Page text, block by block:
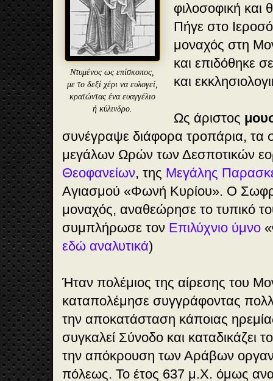
Ντυμένος ως επίσκοπος,
με το δεξί χέρι να ευλογεί,
κρατώντας ένα ευαγγέλιο
ή κύλινδρο.
φιλοσοφική και
Πήγε στο
μοναχός στη
και επιδόθηκε
και
Ως άριστος
συνέγραψε διάφορα τροπάρια, τα
μεγάλων Ωρών των Δεσποτικών
Θεοφανείων, της Μεγάλης
Αγιασμού «Φωνή Κυρίου». Ο
μοναχός, αναθεώρησε το τυπικό
συμπλήρωσε τον Επιλύχνιο ύμνο «
εδώ αναλυτικά)
Ήταν πολέμιος της αίρεσης του
καταπολέμησε συγγράφοντας
την αποκατάσταση κάποιας
συγκαλεί Σύνοδο και καταδικάζει
την απόκρουση των Αράβων
πόλεως. Το έτος 637 μ.Χ. όμως